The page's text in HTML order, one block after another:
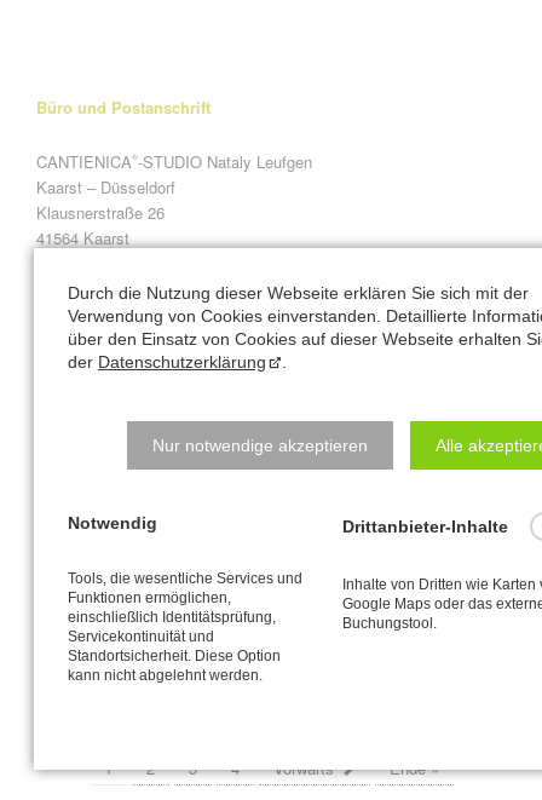
Büro und Postanschrift
CANTIENICA®-STUDIO Nataly Leufgen
Kaarst – Düsseldorf
Klausnerstraße 26
41564 Kaarst
Studio-Adresse in Kaarst:
Alte Heerstraße 61
41564 Kaarst
Natalys Blog
Veränderung braucht Klarheit - lass uns sprechen!
Rolf trägt Flieder
1 2 3 4 Vorwärts Ende »
Durch die Nutzung dieser Webseite erklären Sie sich mit der
Verwendung von Cookies einverstanden. Detaillierte
über den Einsatz von Cookies auf dieser Webseite erhalten
der Datenschutzerklärung
Nur notwendige akzeptieren Alle
Notwendig
Tools, die wesentliche Services und
Funktionen ermöglichen,
einschließlich Identitätsprüfung,
Servicekontinuität und
Standortsicherheit. Diese Option
kann nicht abgelehnt werden.
Drittanbieter-Inhalte
Inhalte von Dritten wie Karten
Google Maps oder das
Buchungstool.